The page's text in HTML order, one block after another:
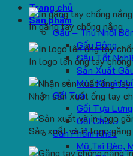
Trang chủ
Sản phẩm
Gấu – Thú Nhồi
Gấu Bông
Gấu Tốt
Sản Xuất
Móc Khoá
Gối Tựa
Gối Tựa Lưng
Gối Chữ U
Sản Phẩm Khác
Mũ Tai Bèo,
In găng tay chống nắng
In logo lên ống tay chống
Nhận sản xuất ống tay
Sản xuất và in logo